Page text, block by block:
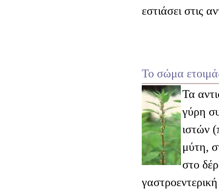
εστιάσει στις
Το σώμα
Τα
γύρη
ιστών
μύτη,
στο